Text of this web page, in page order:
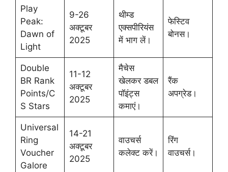
Play
Peak:
Dawn of
Light
9-26
अक्टूबर
2025
थीम्ड
एक्सपीरियंस
में भाग लें।
फेस्टिव
बोनस।
Double
BR Rank
Points/C
S Stars
11-12
अक्टूबर
2025
मैचेस
खेलकर डबल
पॉइंट्स
कमाएं।
रैंक
अपग्रेड।
Universal
Ring
Voucher
Galore
14-21
अक्टूबर
2025
वाउचर्स
कलेक्ट करें।
रिंग
वाउचर्स।